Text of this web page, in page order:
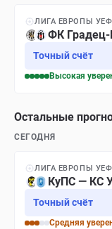
ЛИГА ЕВРОПЫ
ФК
Точный счёт
Высокая
Остальные
СЕГОДНЯ
ЛИГА ЕВРОПЫ
КуПС — КС
Точный счёт
Средняя